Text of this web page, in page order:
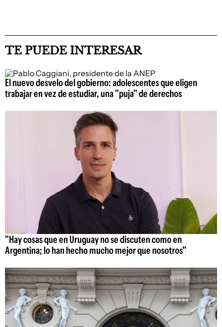
TE PUEDE INTERESAR
El nuevo desvelo del gobierno: adolescentes que eligen
trabajar en vez de estudiar, una "puja" de derechos
"Hay cosas que en Uruguay no se discuten como en
Argentina; lo han hecho mucho mejor que nosotros"